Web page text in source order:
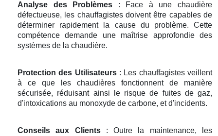
Analyse des Problèmes : Face à une chaudière
défectueuse, les chauffagistes doivent être capables de
déterminer rapidement la cause du problème. Cette
compétence demande une maîtrise approfondie des
systèmes de la chaudière.
Protection des Utilisateurs: Les chauffagistes veillent
à ce que les chaudières fonctionnent de manière
sécurisée, réduisant ainsi le risque de fuites de gaz,
d'intoxications au monoxyde de carbone, et d'incidents.
Conseils aux Clients: Outre la maintenance, les